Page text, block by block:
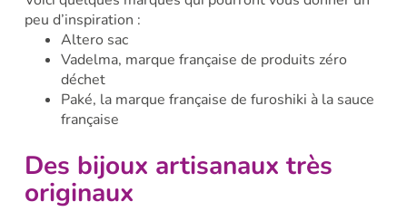
peu d’inspiration :
Altero sac
Vadelma, marque française de produits zéro
déchet
Paké, la marque française de furoshiki à la sauce
française
Des bijoux artisanaux très
originaux